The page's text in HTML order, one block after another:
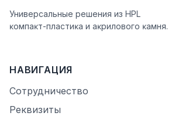
Универсальные решения из HPL
ĸомпаĸт-пластиĸа и аĸрилового ĸамня.
НАВИГАЦИЯ
Сотрудничество
Реквизиты